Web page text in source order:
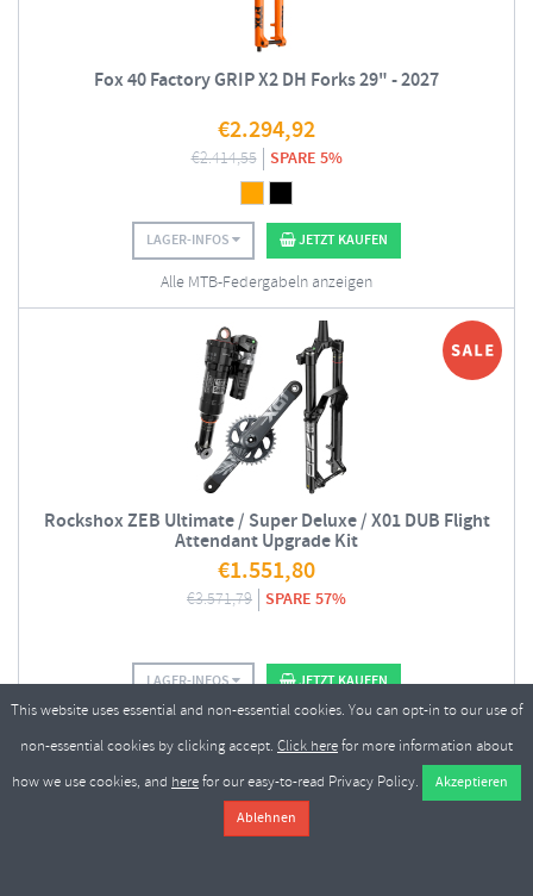
Fox 40 Factory GRIP X2 DH Forks 29" - 2027
€2.294,92
€2.414,55 SPARE 5%
LAGER-INFOS JETZT KAUFEN
Alle MTB-Federgabeln anzeigen
Rockshox ZEB Ultimate / Super Deluxe / X01 DUB Flight
Attendant Upgrade Kit
€1.551,80
€3.571,79 SPARE 57%
LAGER-INFOS JETZT KAUFEN
This website uses essential and non-essential cookies. You can opt-in to our use of
non-essential cookies by clicking accept. Click herefor more information about
how we use cookies, and herefor our easy-to-read Privacy Policy.